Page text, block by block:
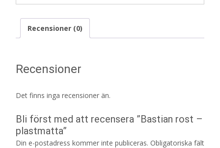
Recensioner (0)
Recensioner
Det finns inga recensioner än.
Bli först med att recensera ”Bastian rost –
plastmatta”
Din e-postadress kommer inte publiceras. Obligatoriska fält